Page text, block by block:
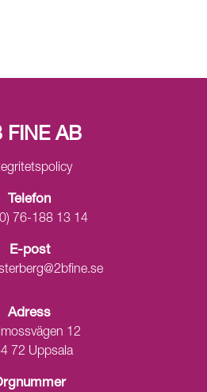
FINE AB
Telefon
76-188 13 14
E-post
Adress
12
72 Uppsala